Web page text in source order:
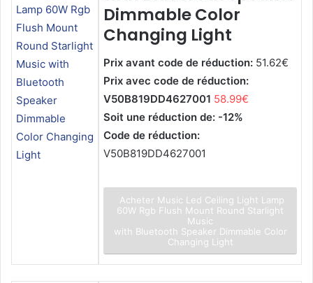
Dimmable Color
Changing Light
Prix avant code de réduction: 51.62€
Prix avec code de réduction:
V50B819DD4627001 58.99€
Soit une réduction de: -12%
Code de réduction:
V50B819DD4627001
Acheter Music Led Ceiling Light Lamp
60W Rgb Flush Mount Round Starlight
Music
with Bluetooth Speaker Dimmable Color
Changing Light